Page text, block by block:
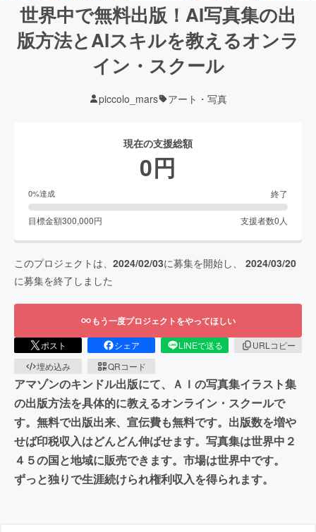
世界中で無料出版！AI写真集の出
版方法とAIスキルを教えるオンラ
イン・スクール
piccolo_mars アート・写真
現在の支援総額
0円
0%達成 終了
目標金額300,000円 支援者数0 人
このプロジェクトは、 2024/02/03に募集を開始し、 2024/03/20
に募集を終了しました
もう一度プロジェクトをやってほしい
ポスト シェア LINEで送る
URLコピー
埋め込み
QRコード
アマゾンのキンドル出版にて、ＡＩの写真集イラスト集
の出版方法を具体的に教えるオンライン・スクールで
す。無料で出版出来、宣伝費も無料です。出版数を増や
せば印税収入はどんどん伸ばせます。写真集は世界中２
４５の国と地域に販売できます。市場は世界中です。
ずっと独りで生涯続けられ権利収入を得られます。